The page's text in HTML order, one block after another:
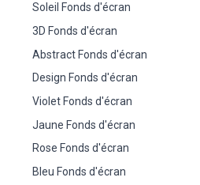
Soleil Fonds d'écran
3D Fonds d'écran
Abstract Fonds d'écran
Design Fonds d'écran
Violet Fonds d'écran
Jaune Fonds d'écran
Rose Fonds d'écran
Bleu Fonds d'écran